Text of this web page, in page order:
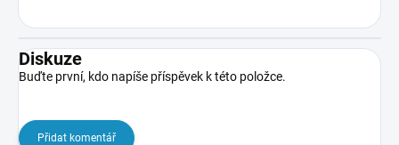
Diskuze
Buďte první, kdo napíše příspěvek k této položce.
Přidat komentář